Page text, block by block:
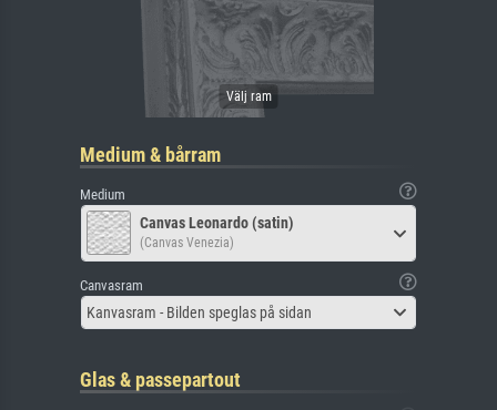
Medium & bårram
Medium
Canvas Leonardo (satin)
(Canvas Venezia)
Canvasram
Kanvasram - Bilden speglas på sidan
Glas & passepartout